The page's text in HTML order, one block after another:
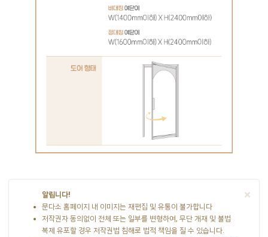
×
알립니다!
문다소 홈페이지 내 이미지는 재편집 및 유통이 불가합니다
저작권자 동의없이 전체 또는 일부를 변형하여, 무단 개재 및 불법
복제 유포할 경우 저작권법 침해로 법적 책임을 질 수 있습니다.